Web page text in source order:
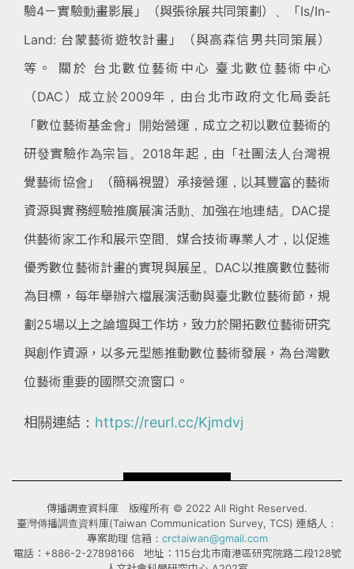
驗4－實驗動畫影展」（與張徐展共同策劃）、「Is/In-
Land: 台蒙藝術遊牧計畫」（與高森信男共同策展）
等。 關於 台北數位藝術中心 臺北數位藝術中心
（DAC）成立於2009年，由台北市政府文化局委託
「數位藝術基金會」開始營運，成立之初以數位藝術的
研發實驗作為宗旨。2018年起，由「社團法人台灣視
覺藝術協會」（簡稱視盟）承接營運，以其豐富的藝術
資源與實務經驗推廣展演活動、加強在地連結。DAC提
供藝術家工作和展示空間、媒合技術專業人才，以促進
優秀數位藝術計畫的實現與展呈。DAC以推廣數位藝術
為目標，每年舉辦六檔展演活動與臺北數位藝術節，規
劃25場以上之論壇與工作坊，致力於開拓數位藝術研究
與創作資源，以多元型態推動數位藝術發展，為台灣數
位藝術重要的國際交流窗口。
相關連結： https://reurl.cc/Kjmdvj
傳播調查資料庫 版權所有 © 2022 All Right Reserved.
臺灣傳播調查資料庫(Taiwan Communication Survey, TCS) 連絡人：
專案助理 信箱： crctaiwan@gmail.com
電話：+886-2-27898166 地址：115台北市南港區研究院路二段128號